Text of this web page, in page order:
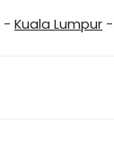
- Kuala Lumpur -